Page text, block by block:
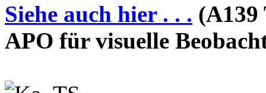
Siehe auch hier . . . (A139
APO für visuelle